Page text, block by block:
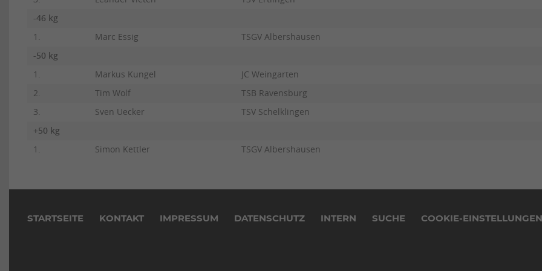
-46 kg
1.
Marc Essig
TSGV Albershausen
-50 kg
1.
Markus Kungel
JC Weingarten
2.
Tim Wolf
TSB Ravensburg
3.
Sven Uecker
TSV Schelklingen
+50 kg
1.
Simon Kettler TSGV Albershausen
STARTSEITE KONTAKT IMPRESSUM DATENSCHUTZ INTERN SUCHE COOKIE-EINSTELLUNGEN